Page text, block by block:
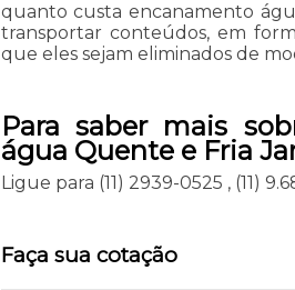
quanto custa encanamento
transportar conteúdos, em
que eles sejam eliminados de
Para saber mais
água Quente e Fria
Ligue para (11) 2939-0525 , (11)
Faça sua cotação